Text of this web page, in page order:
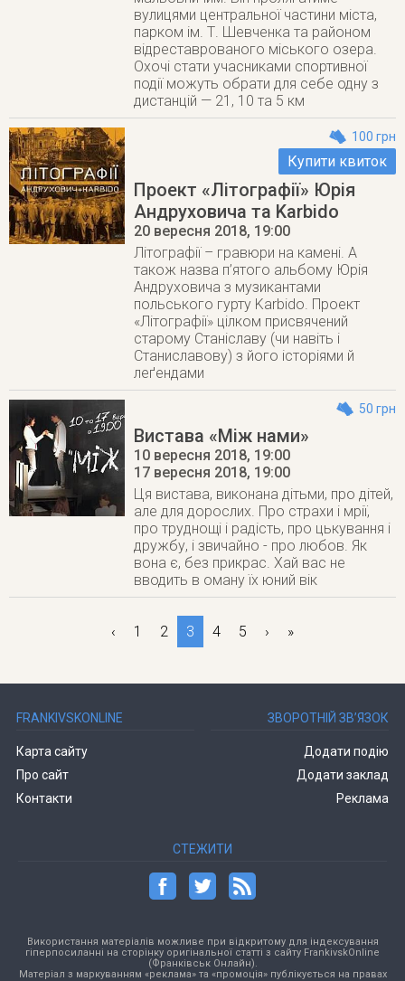
вулицями центральної частини міста,
парком ім. Т. Шевченка та районом
відреставрованого міського озера.
Охочі стати учасниками спортивної
події можуть обрати для себе одну з
дистанцій — 21, 10 та 5 км
100 грн
Купити квиток
Проект «Літографії» Юрія
Андруховича та Karbido
20 вересня 2018, 19:00
Літографії – гравюри на камені. А
також назва п’ятого альбому Юрія
Андруховича з музикантами
польського гурту Karbido. Проект
«Літографії» цілком присвячений
старому Станіславу (чи навіть і
Станиславову) з його історіями й
леґендами
50 грн
Вистава «Між нами»
10 вересня 2018, 19:00
17 вересня 2018, 19:00
Ця вистава, виконана дітьми, про дітей,
але для дорослих. Про страхи і мрії,
про труднощі і радість, про цькування і
дружбу, і звичайно - про любов. Як
вона є, без прикрас. Хай вас не
вводить в оману їх юний вік
‹ 1 2 3 4 5 › »
FRANKIVSKONLINE
Карта сайту
Про сайт
Контакти
ЗВОРОТНІЙ ЗВ’ЯЗОК
Додати подію
Додати заклад
Реклама
СТЕЖИТИ
Використання матеріалів можливе при відкритому для індексування
гіперпосиланні на сторінку оригінальної статті з сайту FrankivskOnline
(Франківськ Онлайн).
Матеріал з маркуванням «реклама» та «промоція» публікується на правах